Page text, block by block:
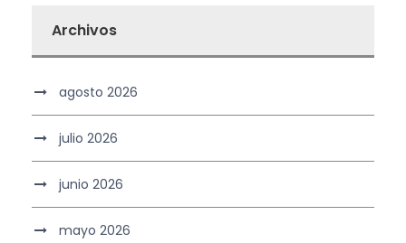
Archivos
agosto 2026
julio 2026
junio 2026
mayo 2026